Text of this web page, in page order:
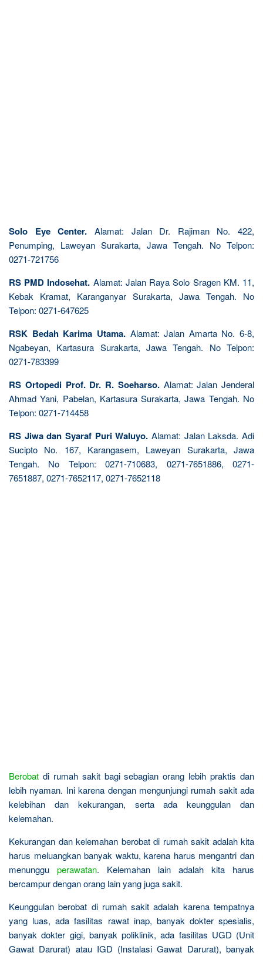
Solo Eye Center. Alamat: Jalan Dr. Rajiman No. 422,
Penumping, Laweyan Surakarta, Jawa Tengah. No Telpon:
0271-721756
RS PMD Indosehat. Alamat: Jalan Raya Solo Sragen KM. 11,
Kebak Kramat, Karanganyar Surakarta, Jawa Tengah. No
Telpon: 0271-647625
RSK Bedah Karima Utama.Alamat: Jalan Amarta No. 6-8,
Ngabeyan, Kartasura Surakarta, Jawa Tengah. No Telpon:
0271-783399
RS Ortopedi Prof. Dr. R. Soeharso.Alamat: Jalan Jenderal
Ahmad Yani, Pabelan, Kartasura Surakarta, Jawa Tengah. No
Telpon: 0271-714458
RS Jiwa dan Syaraf Puri Waluyo. Alamat: Jalan Laksda. Adi
Sucipto No. 167, Karangasem, Laweyan Surakarta, Jawa
Tengah. No Telpon: 0271-710683, 0271-7651886, 0271-
7651887, 0271-7652117, 0271-7652118
Berobat di rumah sakit bagi sebagian orang lebih praktis dan
lebih nyaman. Ini karena dengan mengunjungi rumah sakit ada
kelebihan dan kekurangan, serta ada keunggulan dan
kelemahan.
Kekurangan dan kelemahan berobat di rumah sakit adalah kita
harus meluangkan banyak waktu, karena harus mengantri dan
menunggu perawatan. Kelemahan lain adalah kita harus
bercampur dengan orang lain yang juga sakit.
Keunggulan berobat di rumah sakit adalah karena tempatnya
yang luas, ada fasilitas rawat inap, banyak dokter spesialis,
banyak dokter gigi, banyak poliklinik, ada fasilitas UGD (Unit
Gawat Darurat) atau IGD (Instalasi Gawat Darurat), banyak